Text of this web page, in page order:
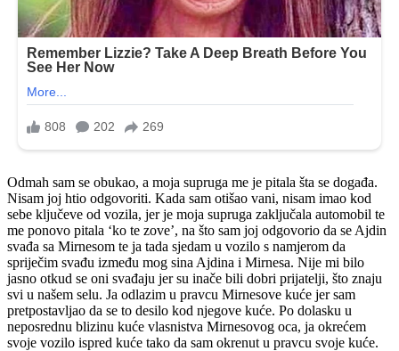
Odmah sam se obukao, a moja supruga me je pitala šta se događa.
Nisam joj htio odgovoriti. Kada sam otišao vani, nisam imao kod
sebe ključeve od vozila, jer je moja supruga zaključala automobil te
me ponovo pitala ‘ko te zove’, na što sam joj odgovorio da se Ajdin
svađa sa Mirnesom te ja tada sjedam u vozilo s namjerom da
spriječim svađu između mog sina Ajdina i Mirnesa. Nije mi bilo
jasno otkud se oni svađaju jer su inače bili dobri prijatelji, što znaju
svi u našem selu. Ja odlazim u pravcu Mirnesove kuće jer sam
pretpostavljao da se to desilo kod njegove kuće. Po dolasku u
neposrednu blizinu kuće vlasnistva Mirnesovog oca, ja okrećem
svoje vozilo ispred kuće tako da sam okrenut u pravcu svoje kuće.